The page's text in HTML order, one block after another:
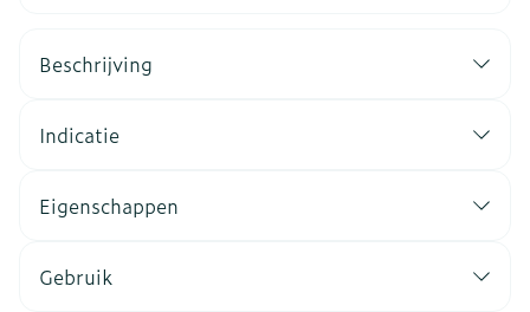
Beschrijving
Indicatie
Eigenschappen
Gebruik